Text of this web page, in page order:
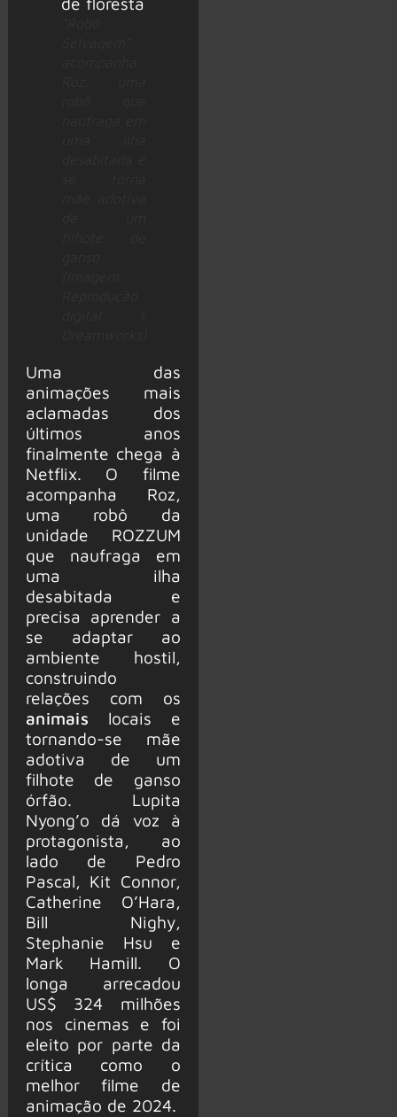
Uma das
animações mais
aclamadas dos
últimos anos
finalmente chega à
Netflix. O filme
acompanha Roz,
uma robô da
unidade ROZZUM
que naufraga em
uma ilha
desabitada e
precisa aprender a
se adaptar ao
ambiente hostil,
construindo
relações com os
animais locais e
tornando-se mãe
adotiva de um
filhote de ganso
órfão. Lupita
Nyong’o dá voz à
protagonista, ao
lado de Pedro
Pascal, Kit Connor,
Catherine O’Hara,
Bill Nighy,
Stephanie Hsu e
Mark Hamill. O
longa arrecadou
US$ 324 milhões
nos cinemas e foi
eleito por parte da
crítica como o
melhor filme de
animação de 2024.